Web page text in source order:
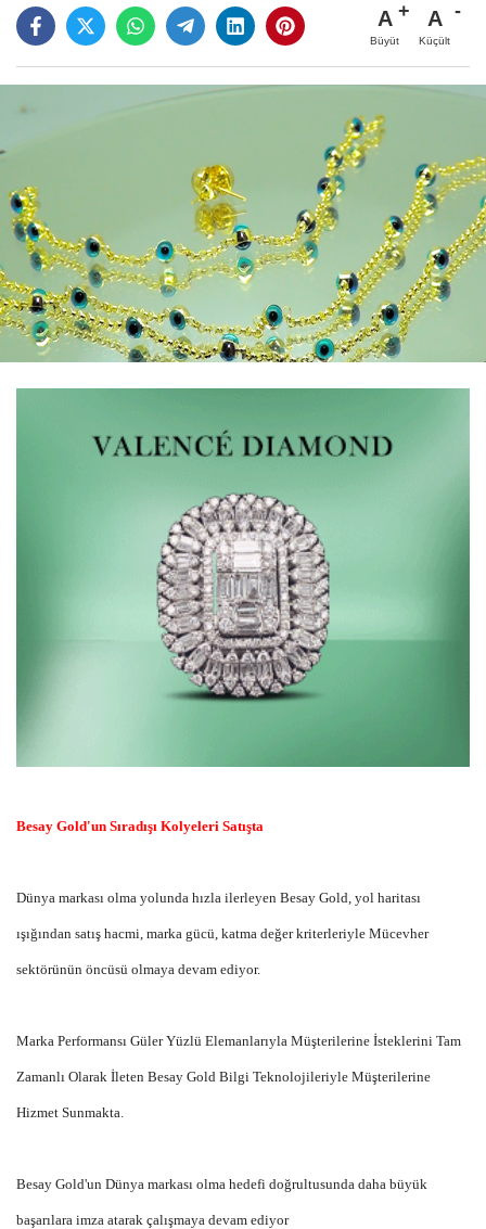
A
Büyüt
A
Küçült
Besay Gold'un Sıradışı Kolyeleri Satışta
Dünya markası olma yolunda hızla ilerleyen Besay Gold, yol haritası
ışığından satış hacmi, marka gücü, katma değer kriterleriyle Mücevher
sektörünün öncüsü olmaya devam ediyor.
Marka Performansı Güler Yüzlü Elemanlarıyla Müşterilerine İsteklerini Tam
Zamanlı Olarak İleten Besay Gold Bilgi Teknolojileriyle Müşterilerine
Hizmet Sunmakta.
Besay Gold'un Dünya markası olma hedefi doğrultusunda daha büyük
başarılara imza atarak çalışmaya devam ediyor